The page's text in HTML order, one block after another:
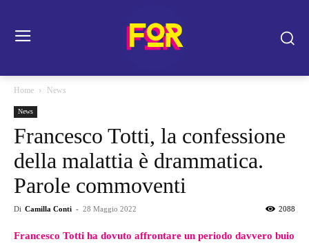
Home News
News
Francesco Totti, la confessione
della malattia è drammatica.
Parole commoventi
Di Camilla Conti - 28 Maggio 2022 2088
Francesco Totti ha dovuto affrontare un periodo davvero buio